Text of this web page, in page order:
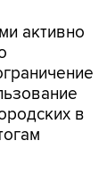
активно
в